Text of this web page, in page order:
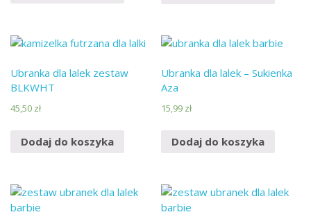
Ubranka dla lalek zestaw
BLKWHT
45,50 zł
Dodaj do koszyka
Ubranka dla lalek – Sukienka
Aza
15,99 zł
Dodaj do koszyka